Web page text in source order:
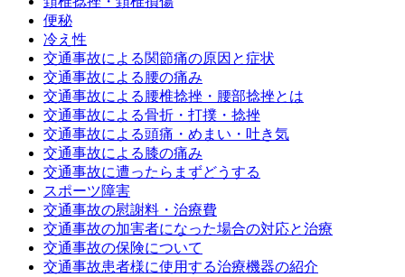
便秘
冷え性
交通事故による関節痛の原因と症状
交通事故による腰の痛み
交通事故による腰椎捻挫・腰部捻挫とは
交通事故による骨折・打撲・捻挫
交通事故による頭痛・めまい・吐き気
交通事故による膝の痛み
交通事故に遭ったらまずどうする
スポーツ障害
交通事故の慰謝料・治療費
交通事故の加害者になった場合の対応と治療
交通事故の保険について
交通事故患者様に使用する治療機器の紹介